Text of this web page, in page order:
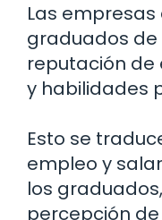
Las
graduados de
reputación de
y habilidades
Esto se
empleo y
los
percepción